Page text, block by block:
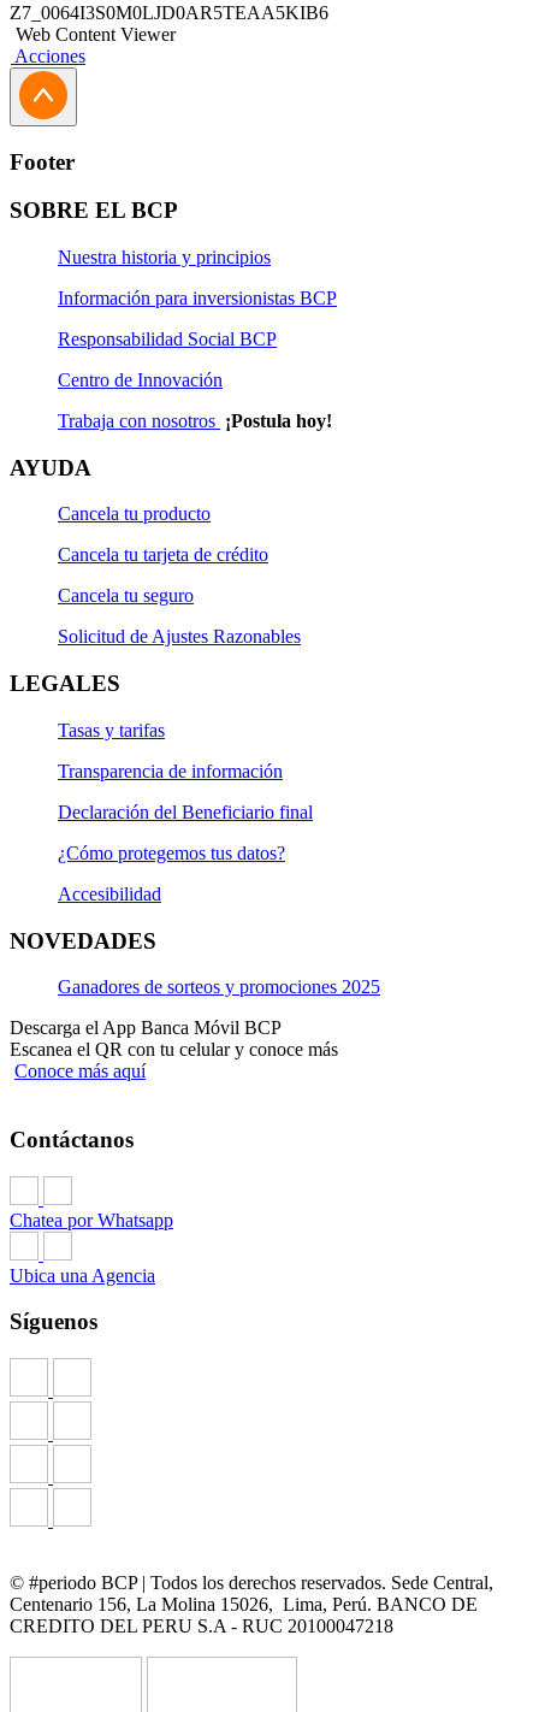
empresa. Disfruta de los beneficios que te brindamos y
ahorra con la seguridad que solo el BCP te puede garantizar.
Beneficios:
para tu negocio.
Administra mejor tus ingresos y gastos con cada
Conoce más aquí
Z7_0064I3S0M0LJD0AR5TEAA5KIB6
Web Content Viewer
Acciones
Footer
SOBRE EL BCP
Nuestra historia y principios
Información para inversionistas BCP
Responsabilidad Social BCP
Centro de Innovación
Trabaja con nosotros ¡Postula hoy!
AYUDA
Cancela tu producto
Cancela tu tarjeta de crédito
Cancela tu seguro
Solicitud de Ajustes Razonables
LEGALES
Tasas y tarifas
Transparencia de información
Declaración del Beneficiario final
¿Cómo protegemos tus datos?
Accesibilidad
NOVEDADES
Ganadores de sorteos y promociones 2025
Descarga el App Banca Móvil BCP
Escanea el QR con tu celular y conoce más
Conoce más aquí
Contáctanos
Chatea por Whatsapp
Ubica una Agencia
Síguenos
© #periodo BCP | Todos los derechos reservados. Sede Central,
Centenario 156, La Molina 15026, Lima, Perú. BANCO DE
CREDITO DEL PERU S.A - RUC 20100047218